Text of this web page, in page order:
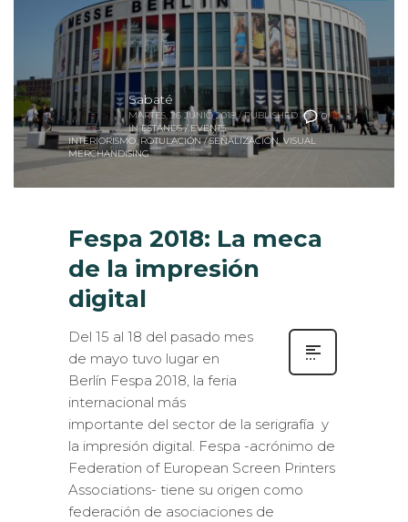
0
Sabaté
MARTES, 26 JUNIO 2018 / PUBLISHED
IN ESTANDS / EVENTS,
INTERIORISMO,ROTULACIÓN / SEÑALIZACIÓN,VISUAL
MERCHANDISING
Fespa 2018: La meca
de la impresión
digital
Del 15 al 18 del pasado mes
de mayo tuvo lugar en
Berlín Fespa 2018, la feria
internacional más
importante del sector de la serigrafía y
la impresión digital. Fespa -acrónimo de
Federation of European Screen Printers
Associations- tiene su origen como
federación de asociaciones de